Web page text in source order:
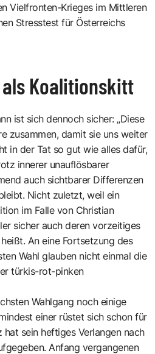
Vielfronten-Krieges im Mittleren
Stresstest für Österreichs
als Koalitionskitt
ist sich dennoch sicher: „Diese
zusammen, damit sie uns weiter
in der Tat so gut wie alles dafür,
innerer unauflösbarer
auch sichtbarer Differenzen
Nicht zuletzt, weil ein
im Falle von Christian
sicher auch deren vorzeitiges
An eine Fortsetzung des
Wahl glauben nicht einmal die
türkis-rot-pinken
Wahlgang noch einige
einer rüstet sich schon für
hat sein heftiges Verlangen nach
Anfang vergangenen